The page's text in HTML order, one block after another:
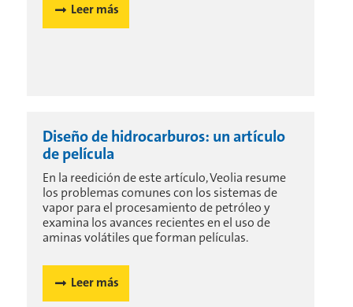
Leer más
Diseño de hidrocarburos: un artículo
de película
En la reedición de este artículo, Veolia resume
los problemas comunes con los sistemas de
vapor para el procesamiento de petróleo y
examina los avances recientes en el uso de
aminas volátiles que forman películas.
Leer más